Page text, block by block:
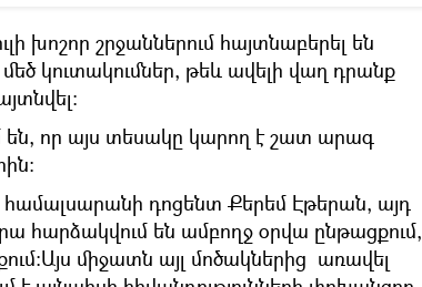
խոշոր շրջաններում հայտնաբերել են
կուտակումներ, թեև ավելի վաղ դրանք
որ այս տեսակը կարող է շատ արագ
համալսարանի դոցենտ Քերեմ Էթերան, այդ
հարձակվում են ամբողջ օրվա ընթացքում,
միջատն այլ մոծակներից առավել